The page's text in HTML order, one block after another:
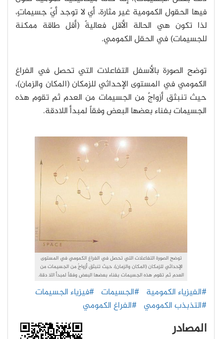
فيها الحقول الكمومية غير مثارة، أي لا توجد أيّ جسيماتٍ،
لذا تكون هي الحالة الأقل فعاليةً (أقل طاقة ممكنة
للجسيمات) في الحقل الكمومي.
توضح الصورة بالأسفل التفاعلات التي تحصل في الفراغ
الكمومي في المستوى الإحداثي للزمكان (المكان والزمان)،
حيث تنبثق أزواجٌ من الجسيمات من العدم ثم تقوم هذه
الجسيمات بفناء بعضها البعض وفقاً لمبدأ اللادقة.
توضح الصورة التفاعلات التي تحصل في الفراغ الكمومي في المستوى
الإحداثي للزمكان (المكان والزمان)، حيث تنبثق أزواجٌ من الجسيمات من
العدم ثم تقوم هذه الجسيمات بفناء بعضها البعض وفقاً لمبدأ اللا دقة.
#الفيزياء الكمومية #الجسيمات #فيزياء الجسيمات
#التذبذب الكمومي #الفراغ الكمومي
المصادر